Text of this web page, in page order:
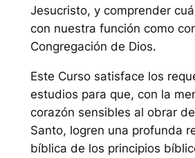
Jesucristo, y comprender
con nuestra función como
Congregación de Dios.
Este Curso satisface los
estudios para que, con la
corazón sensibles al obrar
Santo, logren una profunda
bíblica de los principios